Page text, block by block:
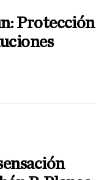
Protección